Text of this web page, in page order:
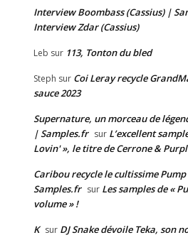
Interview Boombass (Cassius) |
Interview Zdar (Cassius)
Leb sur 113, Tonton du bled
Steph sur Coi Leray recycle
sauce 2023
Supernature, un morceau de
| Samples.fr sur L’excellent
Lovin' », le titre de Cerrone &
Caribou recycle le cultissime
Samples.fr sur Les samples de «
volume » !
K sur DJ Snake dévoile Teka, son